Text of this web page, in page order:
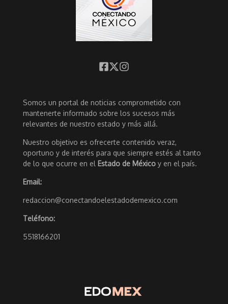
Somos un portal de noticias comprometido con
mantenerte informado sobre los sucesos más
relevantes de nuestro estado y más allá.
Nuestro objetivo es ofrecerte contenido veraz,
oportuno y de interés para que siempre estés al tanto
de lo que ocurre en el Estado de México y en el país.
Email:
redaccion@conectandoelestadodemexico.com
Teléfono:
5518166201